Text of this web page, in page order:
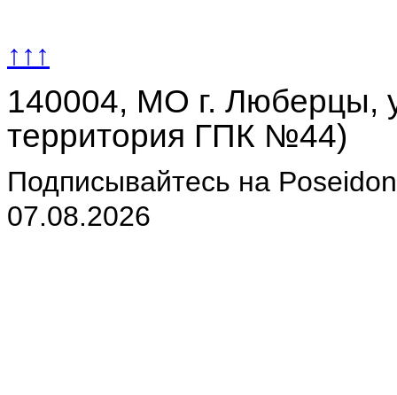
↑↑↑
140004, МО г. Люберцы,
территория ГПК №44)
Подписывайтесь на
07.08.2026